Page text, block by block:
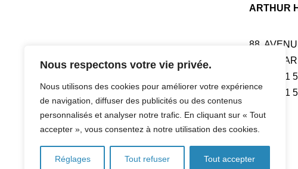
Nous respectons votre vie privée.
Nous utilisons des cookies pour améliorer votre expérience
de navigation, diffuser des publicités ou des contenus
personnalisés et analyser notre trafic. En cliquant sur « Tout
accepter », vous consentez à notre utilisation des cookies.
Réglages Tout refuser Tout accepter
ARTHUR
88,
75116
Tel: +33 1
+33 1